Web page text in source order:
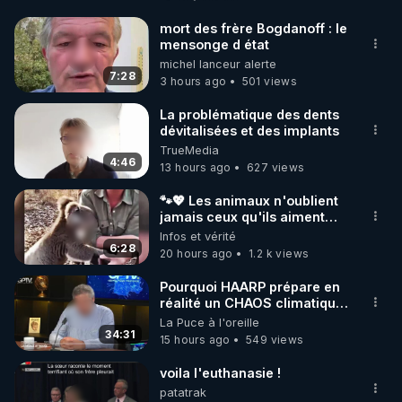
🌱 INSTAGRAM
https://www.instagram.com/rdlr_thierrycasasnovas/
http://rgnr.li/instagram
🌱 LA NEWSLETTER
Pour ne pas rater l’actualité RGNR (stages,
http://rgnr.li/news
🌱 VIDÉOS NON CENSURÉES SUR ODYSEE
Toutes les vidéos Youtube sont aussi sur la
http://rgnr.li/odysee
🌱 LES STAGES EN PRÉSENTIEL
7:28
mort des frère Bogdanoff : le
mensonge d état
michel lanceur alerte
3 hours ago
501 views
4:46
La problématique des dents
dévitalisées et des implants
TrueMedia
13 hours ago
627 views
6:28
🐾💖 Les animaux n'oublient
jamais ceux qu'ils aiment…
🥹❤️
Infos et vérité
20 hours ago
1.2 k views
34:31
Pourquoi HAARP prépare en
réalité un CHAOS climatique,
on répond
La Puce à l'oreille
15 hours ago
549 views
voila l'euthanasie !
patatrak